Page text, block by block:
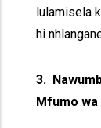
lulamisela
hi
3.
Mfumo wa